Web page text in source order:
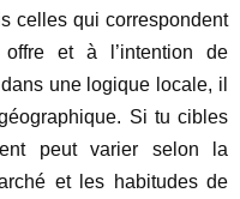
celles qui correspondent
et à l’intention de
une logique locale, il
Si tu cibles
peut varier selon la
et les habitudes de